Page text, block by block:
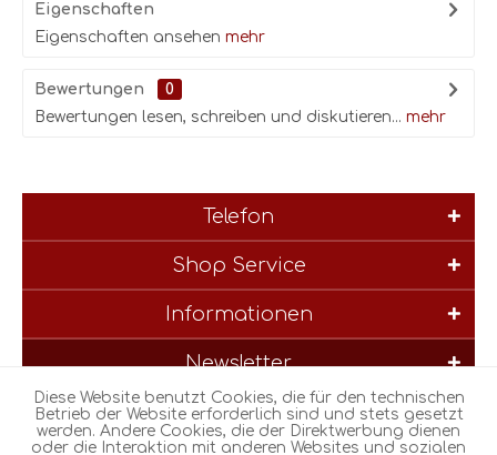
Eigenschaften
Eigenschaften ansehen mehr
Bewertungen
0
Bewertungen lesen, schreiben und diskutieren... mehr
Telefon
Shop Service
Informationen
Newsletter
* Alle Preise inkl. gesetzl. Mehrwertsteuer zzgl.Versandkostenund
ggf. Nachnahmegebühren, wenn nicht anders beschrieben
Diese Website benutzt Cookies, die für den technischen
Betrieb der Website erforderlich sind und stets gesetzt
werden. Andere Cookies, die der Direktwerbung dienen
oder die Interaktion mit anderen Websites und sozialen